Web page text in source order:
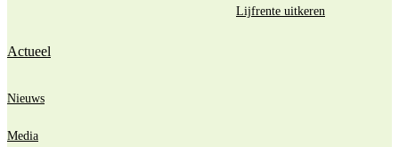
Lijfrente uitkeren
Actueel
Nieuws
Media